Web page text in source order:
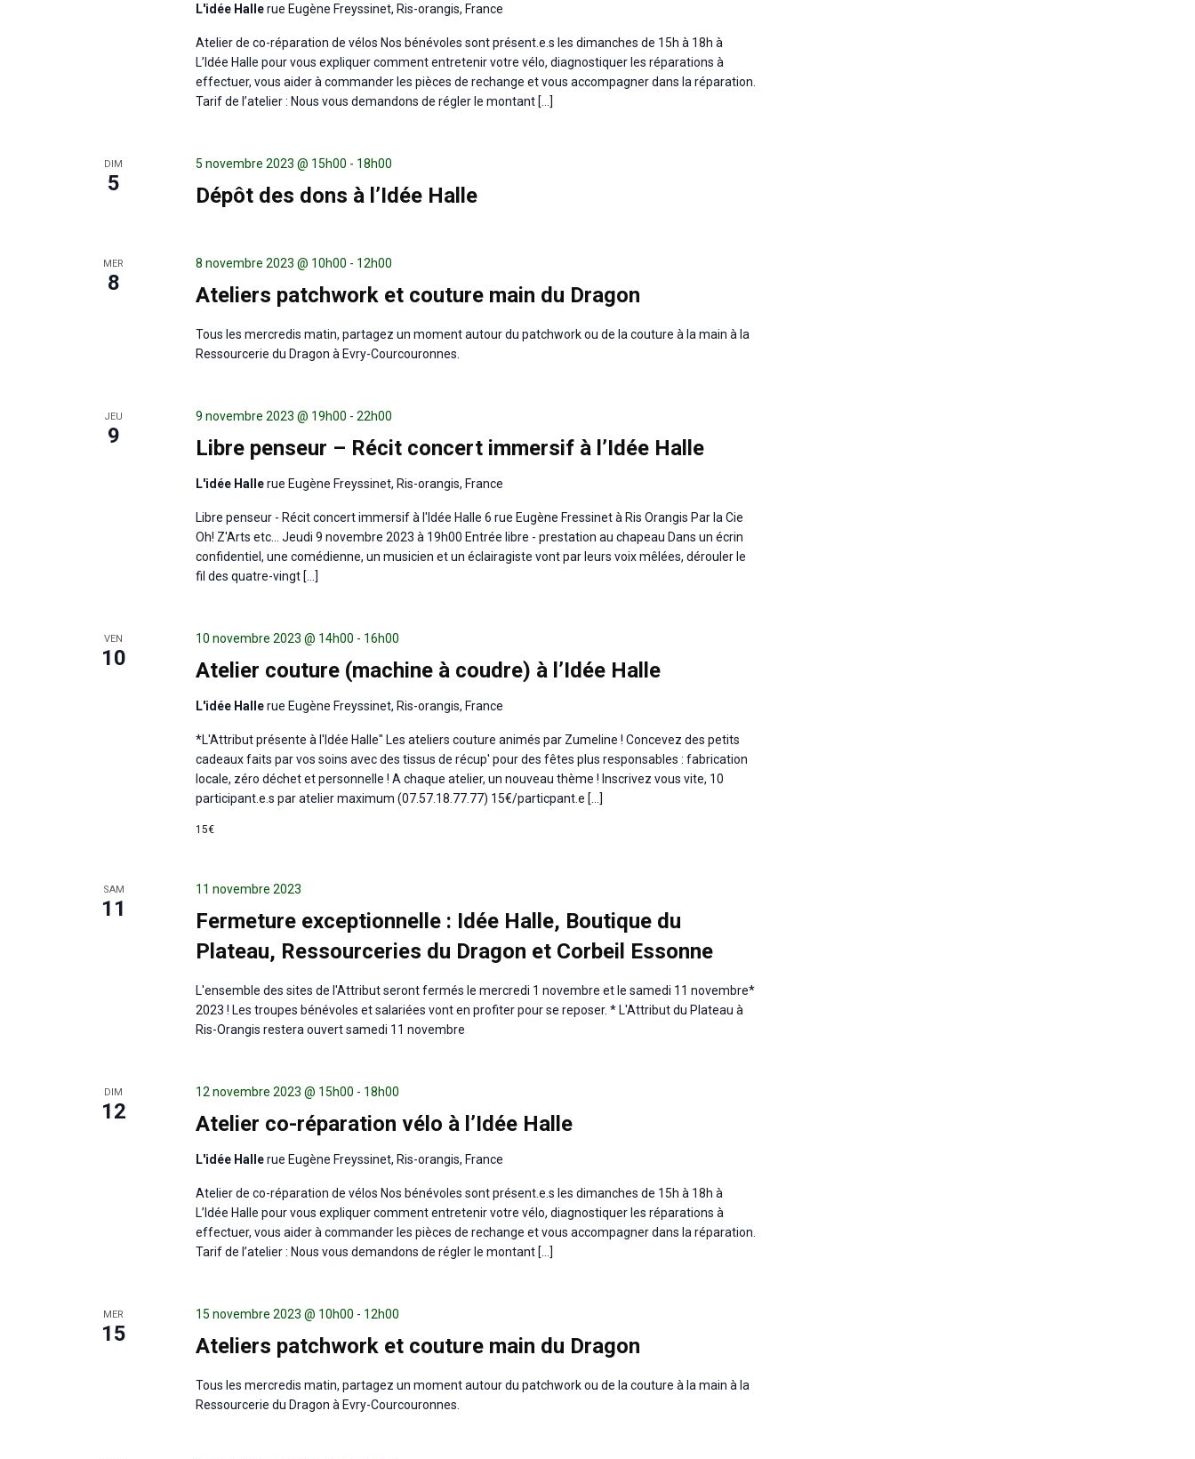
L'idée Hallerue Eugène Freyssinet, Ris-orangis, France
Atelier de co-réparation de vélos Nos bénévoles sont présent.e.s les dimanches de 15h à 18h à
L’Idée Halle pour vous expliquer comment entretenir votre vélo, diagnostiquer les réparations à
effectuer, vous aider à commander les pièces de rechange et vous accompagner dans la réparation.
Tarif de l’atelier : Nous vous demandons de régler le montant […]
DIM
5 Dépôt des dons à l’Idée Halle
5 novembre 2023 @ 15h00 - 18h00
MER
8 Ateliers patchwork et couture main du Dragon
8 novembre 2023 @ 10h00 - 12h00
Tous les mercredis matin, partagez un moment autour du patchwork ou de la couture à la main à la
Ressourcerie du Dragon à Evry-Courcouronnes.
JEU
9 Libre penseur – Récit concert immersif à l’Idée Halle
9 novembre 2023 @ 19h00 - 22h00
L'idée Hallerue Eugène Freyssinet, Ris-orangis, France
Libre penseur - Récit concert immersif à l'Idée Halle 6 rue Eugène Fressinet à Ris Orangis Par la Cie
Oh! Z'Arts etc... Jeudi 9 novembre 2023 à 19h00 Entrée libre - prestation au chapeau Dans un écrin
confidentiel, une comédienne, un musicien et un éclairagiste vont par leurs voix mêlées, dérouler le
fil des quatre-vingt […]
VEN
10 Atelier couture (machine à coudre) à l’Idée Halle
10 novembre 2023 @ 14h00 - 16h00
L'idée Hallerue Eugène Freyssinet, Ris-orangis, France
*L'Attribut présente à l'Idée Halle" Les ateliers couture animés par Zumeline ! Concevez des petits
cadeaux faits par vos soins avec des tissus de récup' pour des fêtes plus responsables : fabrication
locale, zéro déchet et personnelle ! A chaque atelier, un nouveau thème ! Inscrivez vous vite, 10
participant.e.s par atelier maximum (07.57.18.77.77) 15€/particpant.e […]
15€
SAM
11
Fermeture exceptionnelle : Idée Halle, Boutique du
Plateau, Ressourceries du Dragon et Corbeil Essonne
11 novembre 2023
L'ensemble des sites de l'Attribut seront fermés le mercredi 1 novembre et le samedi 11 novembre*
2023 ! Les troupes bénévoles et salariées vont en profiter pour se reposer. * L'Attribut du Plateau à
Ris-Orangis restera ouvert samedi 11 novembre
DIM
12 Atelier co-réparation vélo à l’Idée Halle
12 novembre 2023 @ 15h00 - 18h00
L'idée Hallerue Eugène Freyssinet, Ris-orangis, France
Atelier de co-réparation de vélos Nos bénévoles sont présent.e.s les dimanches de 15h à 18h à
L’Idée Halle pour vous expliquer comment entretenir votre vélo, diagnostiquer les réparations à
effectuer, vous aider à commander les pièces de rechange et vous accompagner dans la réparation.
Tarif de l’atelier : Nous vous demandons de régler le montant […]
MER
15 Ateliers patchwork et couture main du Dragon
15 novembre 2023 @ 10h00 - 12h00
Tous les mercredis matin, partagez un moment autour du patchwork ou de la couture à la main à la
Ressourcerie du Dragon à Evry-Courcouronnes.